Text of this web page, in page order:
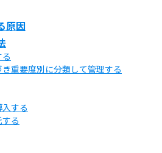
原因
重要度別に分類して管理する
する
る